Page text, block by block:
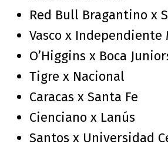
Red Bull Bragantino x
Vasco x Independiente
O’Higgins x Boca
Tigre x Nacional
Caracas x Santa Fe
Cienciano x Lanús
Santos x Universidad